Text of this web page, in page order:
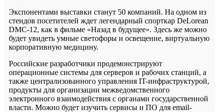
Экспонентами выставки станут 50 компаний. На одном из
стендов посетителей ждет легендарный спорткар DeLorean
DMC-12, как в фильме «Назад в будущее». Здесь же можно
будет увидеть умные светофоры и освещение, виртуальную
корпоративную медицину.
Российские разработчики продемонстрируют
операционные системы для серверов и рабочих станций, а
также централизованного управления IT-инфраструктурой,
продукты для организации межведомственного
электронного взаимодействия с органами государственной
власти. Можно будет изучить сервисы и ПО для email-